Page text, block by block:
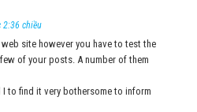
2:36 chiều
site however you have to test the
of your posts. A number of them
to find it very bothersome to inform